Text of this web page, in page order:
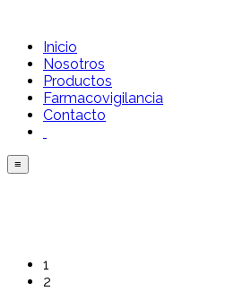
Inicio
Nosotros
Productos
Farmacovigilancia
Contacto
≡
1
2